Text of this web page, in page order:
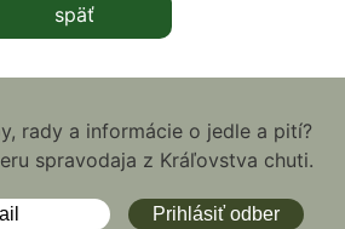
späť
rady a informácie o jedle a pití?
spravodaja z Kráľovstva chuti.